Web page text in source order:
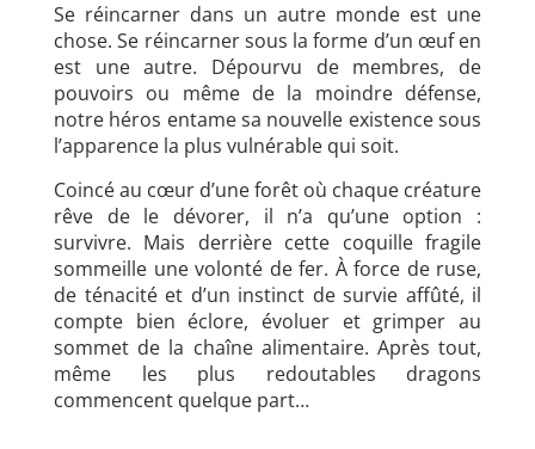
Se réincarner dans un autre monde est une
chose. Se réincarner sous la forme d’un œuf en
est une autre. Dépourvu de membres, de
pouvoirs ou même de la moindre défense,
notre héros entame sa nouvelle existence sous
l’apparence la plus vulnérable qui soit.
Coincé au cœur d’une forêt où chaque créature
rêve de le dévorer, il n’a qu’une option :
survivre. Mais derrière cette coquille fragile
sommeille une volonté de fer. À force de ruse,
de ténacité et d’un instinct de survie affûté, il
compte bien éclore, évoluer et grimper au
sommet de la chaîne alimentaire. Après tout,
même les plus redoutables dragons
commencent quelque part…